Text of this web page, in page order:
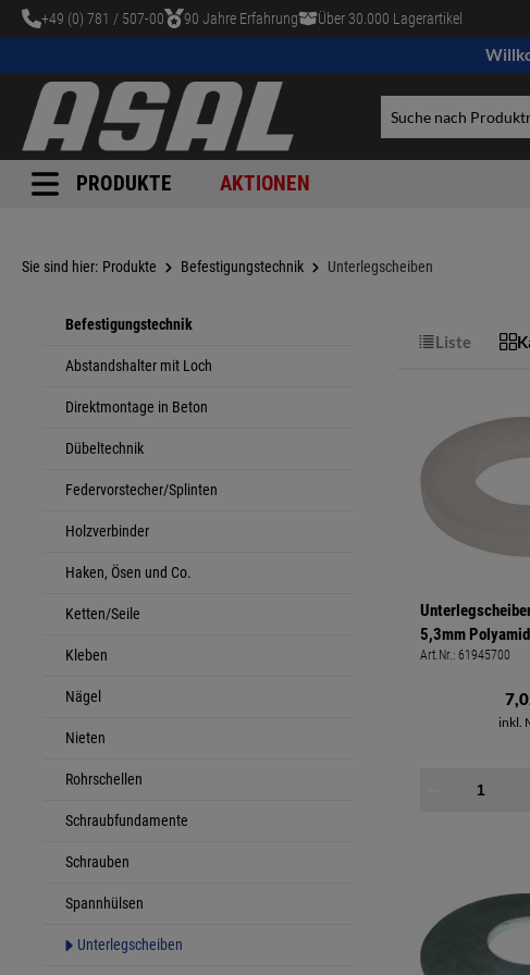
springen
+49 (0) 781 / 507-00 90 Jahre Erfahrung Über 30.000 Lagerartikel
PRODUKTE AKTIONEN
Sie sind hier: Produkte Befestigungstechnik Unterlegscheiben
Befestigungstechnik
Abstandshalter mit Loch
Direktmontage in Beton
Dübeltechnik
Federvorstecher/Splinten
Holzverbinder
Haken, Ösen und Co.
Ketten/Seile
Kleben
Nägel
Nieten
Rohrschellen
Schraubfundamente
Schrauben
Spannhülsen
Unterlegscheiben
Liste
5,3mm
außen 10mm
Art.Nr.: 61945700
inkl.